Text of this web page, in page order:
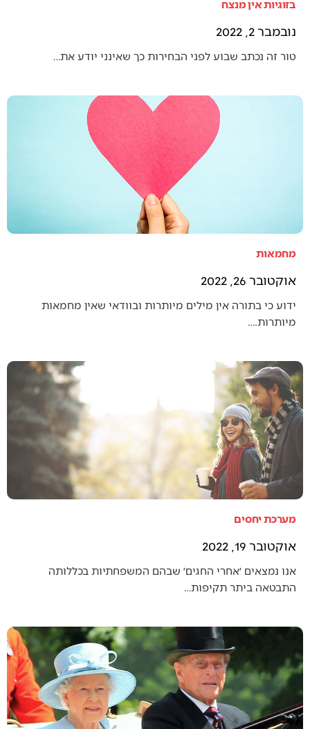
בזוגיות אין מנצח
נובמבר 2, 2022
טור זה נכתב שבוע לפני הבחירות כך שאינני יודע את…
מחמאות
אוקטובר 26, 2022
ידוע כי בתורה אין מילים מיותרות ובוודאי שאין מחמאות
מיותרות.…
מערכת יחסים
אוקטובר 19, 2022
אנו נמצאים ׳אחרי החגים׳ שבהם המשפחתיות בכללותה
התבטאה ביתר תקיפות…